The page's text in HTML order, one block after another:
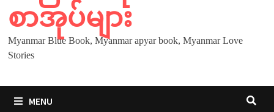
စာအုပ်များ
Myanmar Blue Book, Myanmar apyar book, Myanmar Love
Stories
MENU